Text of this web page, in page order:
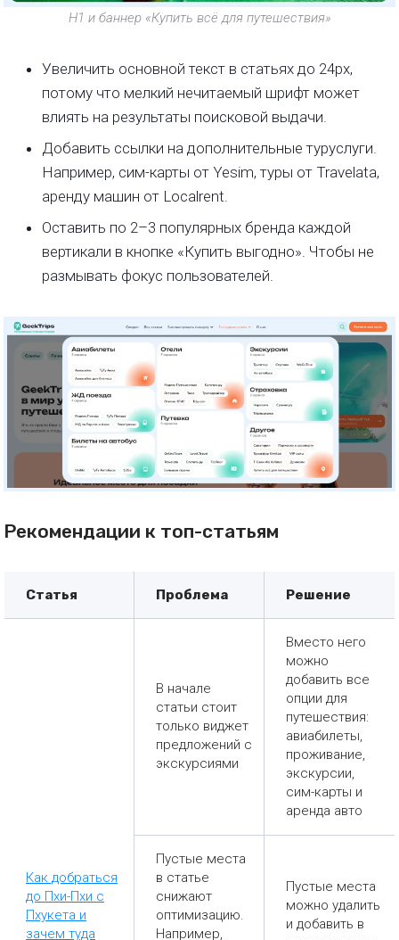
Н1 и баннер «Купить всё для путешествия»
Увеличить основной текст в статьях до 24px,
потому что мелкий нечитаемый шрифт может
влиять на результаты поисковой выдачи.
Добавить ссылки на дополнительные туруслуги.
Например, сим-карты от Yesim, туры от Travelata,
аренду машин от Localrent.
Оставить по 2–3 популярных бренда каждой
вертикали в кнопке «Купить выгодно». Чтобы не
размывать фокус пользователей.
Рекомендации к топ-статьям
Статья Проблема Решение
Как добраться
до Пхи-Пхи с
Пхукета и
зачем туда
В начале
статьи стоит
только виджет
предложений с
экскурсиями
Вместо него
можно
добавить все
опции для
путешествия:
авиабилеты,
проживание,
экскурсии,
сим-карты и
аренда авто
Пустые места
в статье
снижают
оптимизацию.
Например,
Пустые места
можно удалить
и добавить в